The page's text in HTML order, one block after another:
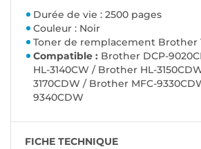
Durée de vie : 2500 pages
Couleur : Noir
Toner de remplacement Brother
Compatible : Brother DCP-
HL-3140CW / Brother HL-
3170CDW / Brother MFC-
9340CDW
FICHE TECHNIQUE